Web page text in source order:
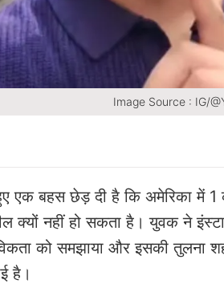
Image Source : IG/
एक बहस छेड़ दी है कि अमेरिका में
क्यों नहीं हो सकता है। युवक ने
को समझाया और इसकी तुलना
है।